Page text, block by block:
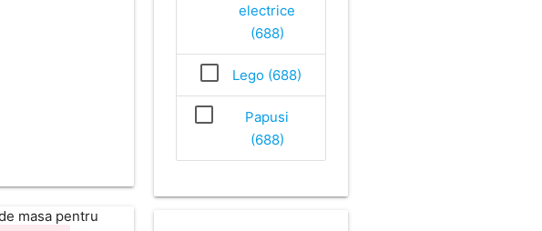
electrice
(688)
Lego (688)
Papusi
(688)